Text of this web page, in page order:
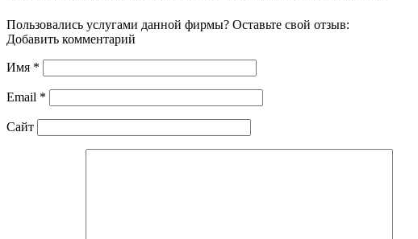
Пользовались услугами данной фирмы? Оставьте свой отзыв:
Добавить комментарий
Имя *
Email *
Сайт